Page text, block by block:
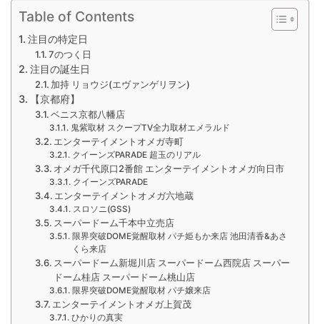
Table of Contents
注目の特定日
7のつく日
注目の誕生日
加持 リョウジ(エヴァンゲリヲン)
【京都府】
ベニス京都八幡店
鬼紫取材 スクープTV全力取材エメラルド
エンターテイメントオメガ寺町
クイーンズPARADE 超玉のリアル
オメガ千代原口2番館 エンターテイメントオメガ向日市
クイーンズPARADE
エンターテイメントオメガ六地蔵
スロソニ(GSS)
スーパードーム千本中立売店
限界突破DOME覚醒取材 パチ姫もか来店 池田清香&あさ
くら来店
スーパードーム新堀川店 スーパードーム西院店 スーパー
ドーム桂店 スーパードーム桃山店
限界突破DOME覚醒取材 パチ嬢来店
エンターテイメントオメガ上賀茂
ひかりの真実